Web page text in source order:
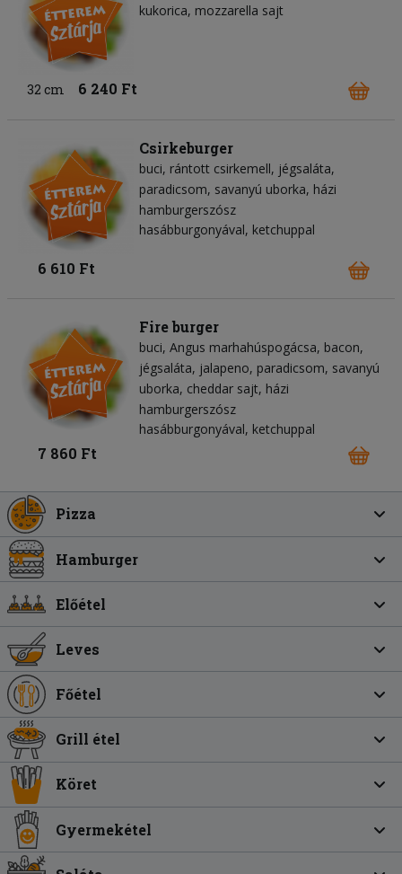
kukorica mozzarella sajt
32 cm 6 240 Ft
Csirkeburger
buci rántott csirkemell jégsaláta
paradicsom savanyú uborka házi
hamburgerszósz
hasábburgonyával, ketchuppal
6 610 Ft
Fire burger
buci Angus marhahúspogácsa bacon
jégsaláta jalapeno paradicsom savanyú
uborka cheddar sajt házi
hamburgerszósz
hasábburgonyával, ketchuppal
7 860 Ft
Pizza
Hamburger
Előétel
Leves
Főétel
Grill étel
Köret
Gyermekétel